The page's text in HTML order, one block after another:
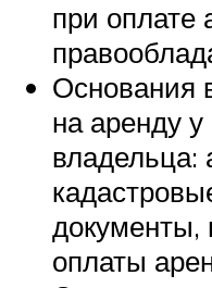
при
Основания
на аренду у
владельца:
документы,
оплаты